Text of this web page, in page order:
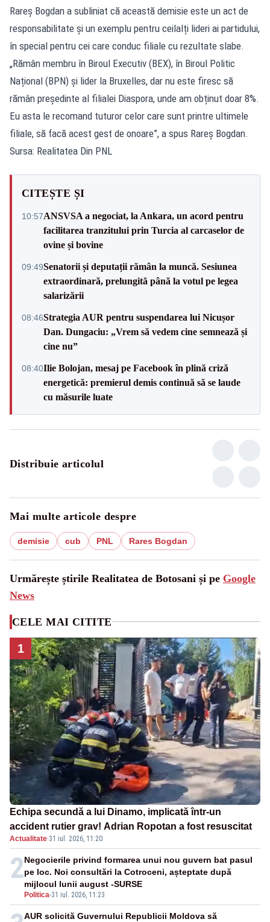
Rareș Bogdan a subliniat că această demisie este un act de
responsabilitate și un exemplu pentru ceilalți lideri ai partidului,
în special pentru cei care conduc filiale cu rezultate slabe.
„Rămân membru în Biroul Executiv (BEX), în Biroul Politic
Național (BPN) și lider la Bruxelles, dar nu este firesc să
rămân președinte al filialei Diaspora, unde am obținut doar 8%.
Eu asta le recomand tuturor celor care sunt printre ultimele
filiale, să facă acest gest de onoare”, a spus Rareș Bogdan.
Sursa: Realitatea Din PNL
CITEȘTE ȘI
10:57ANSVSA a negociat, la Ankara, un acord pentru
facilitarea tranzitului prin Turcia al carcaselor de
ovine și bovine
09:49Senatorii și deputații rămân la muncă. Sesiunea
extraordinară, prelungită până la votul pe legea
salarizării
08:46Strategia AUR pentru suspendarea lui Nicușor
Dan. Dungaciu: „Vrem să vedem cine semnează și
cine nu”
08:40Ilie Bolojan, mesaj pe Facebook în plină criză
energetică: premierul demis continuă să se laude
cu măsurile luate
Distribuie articolul
Mai multe articole despre
demisie cub PNL Rares Bogdan
Urmărește știrile Realitatea de Botosani și pe Google
News
CELE MAI CITITE
1
Echipa secundă a lui Dinamo, implicată într-un
accident rutier grav! Adrian Ropotan a fost resuscitat
Actualitate·31 iul. 2026, 11:20
2
Politica-31 iul. 2026, 11:23
Negocierile privind formarea unui nou guvern bat pasul
pe loc. Noi consultări la Cotroceni, așteptate după
mijlocul lunii august -SURSE
AUR solicită Guvernului Republicii Moldova să